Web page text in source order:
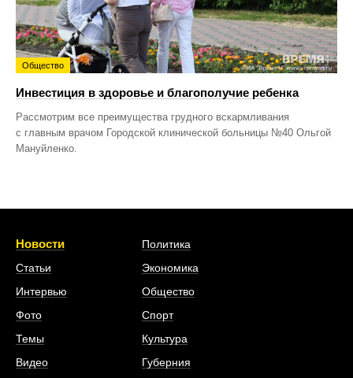
Общество
Инвестиция в здоровье и благополучие ребенка
Рассмотрим все преимущества грудного вскармливания
с главным врачом Городской клинической больницы №40 Ольгой
Мануйленко.
Новости
Статьи
Интервью
Фото
Темы
Видео
Политика
Экономика
Общество
Спорт
Культура
Губерния